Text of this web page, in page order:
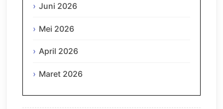
Juni 2026
Mei 2026
April 2026
Maret 2026